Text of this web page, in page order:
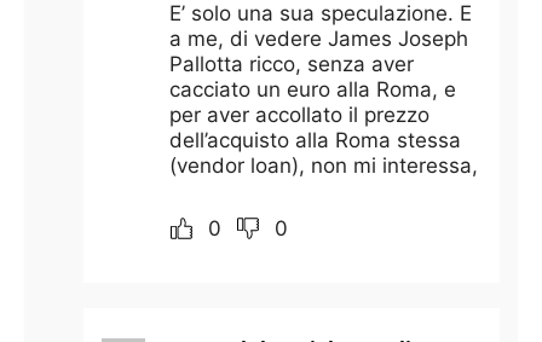
E’ solo una sua speculazione. E
a me, di vedere James Joseph
Pallotta ricco, senza aver
cacciato un euro alla Roma, e
per aver accollato il prezzo
dell’acquisto alla Roma stessa
(vendor loan), non mi interessa,
0 0